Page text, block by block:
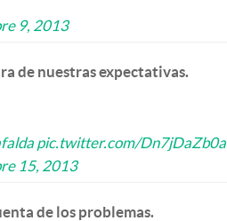
9, 2013
de nuestras expectativas.
pic.twitter.com/Dn7jDaZb0a
15, 2013
de los problemas.